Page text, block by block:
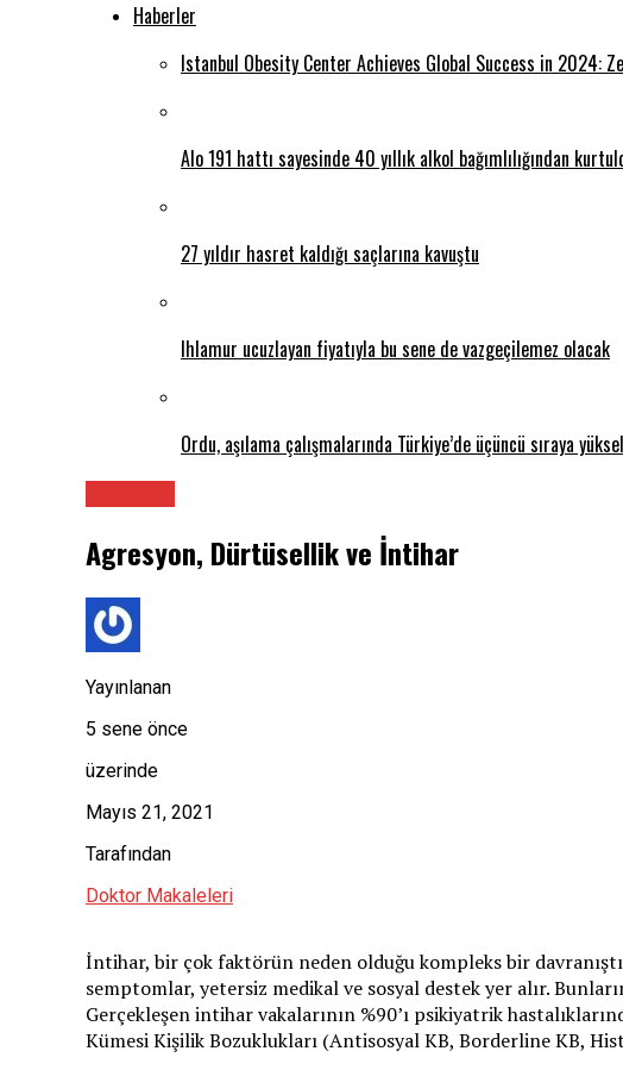
Haberler
Istanbul Obesity Center Achieves Global Success in 2024:
Alo 191 hattı sayesinde 40 yıllık alkol bağımlılığından
27 yıldır hasret kaldığı saçlarına kavuştu
Ihlamur ucuzlayan fiyatıyla bu sene de vazgeçilemez olacak
Ordu, aşılama çalışmalarında Türkiye’de üçüncü sıraya
Agresyon, Dürtüsellik ve İntihar
Yayınlanan
5 sene önce
üzerinde
Mayıs 21, 2021
Tarafından
Doktor Makaleleri
İntihar, bir çok faktörün neden olduğu kompleks bir
semptomlar, yetersiz medikal ve sosyal destek yer alır.
Gerçekleşen intihar vakalarının %90’ı psikiyatrik
Kümesi Kişilik Bozuklukları (Antisosyal KB, Borderline KB,